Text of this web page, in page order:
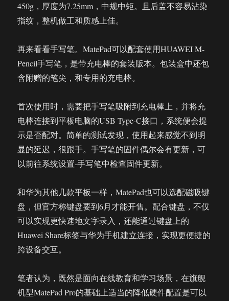
450g，厚度为7.25mm，中规中矩。且后盖不容易沾染
指纹，整机做工和质感上佳。
再来看看手写笔。MatePad可以配套使用HUAWEI M-
Pencil手写笔，是带充电棒的套装版本。包装盒中还包
含附赠的笔尖，和专用的充电棒。
首次使用时，需要把手写笔吸附到充电棒上，并将充
电棒连接到平板电脑的USB Type-C接口，系统便会提
示是否配对。简单的测试发现，使用起来感觉不到明
显的延迟，很跟手。手写笔的固件偶尔会有更新，可
以前往系统设置-手写笔中检查固件更新。
和华为其他几款平板一样，MatePad也可以选配磁吸键
盘，但官方称键盘要到6月才能开售。配合键盘，不仅
可以实现更快速地文字录入，还能通过键盘上的
Huawei Share标签与华为手机建立连接，实现更便捷的
跨设备交互。
笔者认为，既然是面向在线教育和学习场景，在旗舰
机型MatePad Pro的基础上适当的降低硬件配置是可以